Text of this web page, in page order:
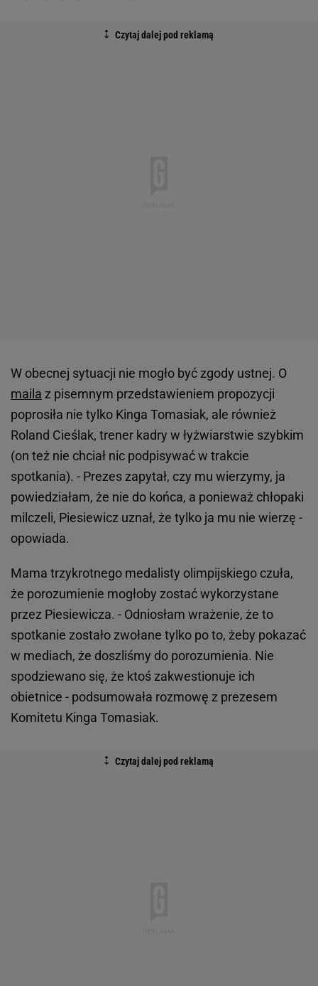
W obecnej sytuacji nie mogło być zgody ustnej. O
maila z pisemnym przedstawieniem propozycji
poprosiła nie tylko Kinga Tomasiak, ale również
Roland Cieślak, trener kadry w łyżwiarstwie szybkim
(on też nie chciał nic podpisywać w trakcie
spotkania). - Prezes zapytał, czy mu wierzymy, ja
powiedziałam, że nie do końca, a ponieważ chłopaki
milczeli, Piesiewicz uznał, że tylko ja mu nie wierzę -
opowiada.
Mama trzykrotnego medalisty olimpijskiego czuła,
że porozumienie mogłoby zostać wykorzystane
przez Piesiewicza. - Odniosłam wrażenie, że to
spotkanie zostało zwołane tylko po to, żeby pokazać
w mediach, że doszliśmy do porozumienia. Nie
spodziewano się, że ktoś zakwestionuje ich
obietnice - podsumowała rozmowę z prezesem
Komitetu Kinga Tomasiak.